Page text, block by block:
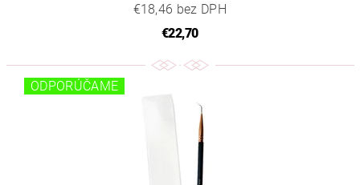
€18,46 bez DPH
€22,70
ODPORÚČAME